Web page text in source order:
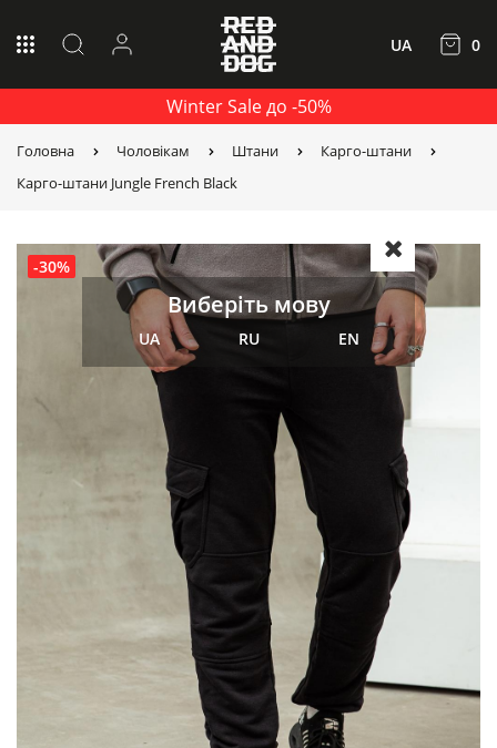
Winter Sale до -50%
UA 0
Головна Чоловікам Штани
Карго-штани
Карго-штани Jungle French Black
-30%
Виберіть мову
UA RU EN